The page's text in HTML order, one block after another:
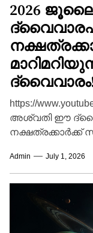
2026
https://
അശ്വതി ഈ
നക്ഷത്രക്കാർക്ക്
മുടങ്ങിക്കിടന്ന
സാധിക്കും.
Admin July 1, 2026